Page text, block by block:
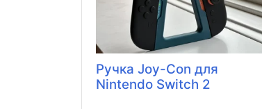
Ручка Joy-Con для
Nintendo Switch 2